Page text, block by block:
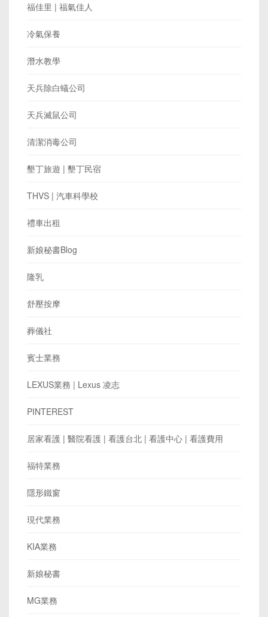
福佳里 | 福氣佳人
冷氣保養
潛水教學
天兵除白蟻公司
天兵滅鼠公司
清潔消毒公司
墾丁旅遊 | 墾丁民宿
THVS | 汽車科學校
禮車出租
新娘秘書Blog
隆乳
舒壓按摩
葬儀社
賓士業務
LEXUS業務 | Lexus 凌志
PINTEREST
居家看護 | 醫院看護 | 看護台北 | 看護中心 | 看護費用
福特業務
隱形鐵窗
現代業務
KIA業務
新娘秘書
MG業務